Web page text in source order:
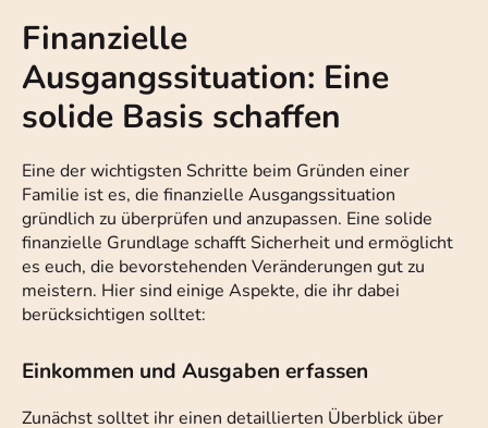
Finanzielle
Ausgangssituation: Eine
solide Basis schaffen
Eine der wichtigsten Schritte beim Gründen einer
Familie ist es, die finanzielle Ausgangssituation
gründlich zu überprüfen und anzupassen. Eine solide
finanzielle Grundlage schafft Sicherheit und ermöglicht
es euch, die bevorstehenden Veränderungen gut zu
meistern. Hier sind einige Aspekte, die ihr dabei
berücksichtigen solltet:
Einkommen und Ausgaben erfassen
Zunächst solltet ihr einen detaillierten Überblick über